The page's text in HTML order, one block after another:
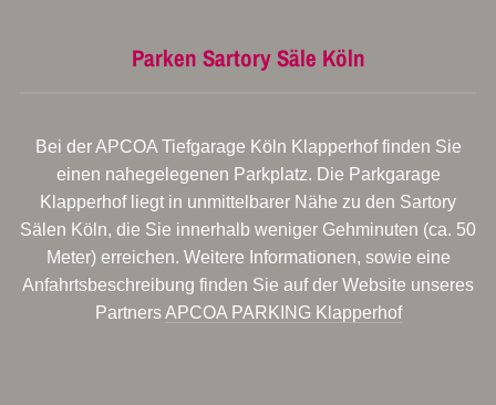
Parken Sartory Säle Köln
Bei der APCOA Tiefgarage Köln Klapperhof finden Sie
einen nahegelegenen Parkplatz. Die Parkgarage
Klapperhof liegt in unmittelbarer Nähe zu den Sartory
Sälen Köln, die Sie innerhalb weniger Gehminuten (ca. 50
Meter) erreichen. Weitere Informationen, sowie eine
Anfahrtsbeschreibung finden Sie auf der Website unseres
PartnersAPCOA PARKING Klapperhof